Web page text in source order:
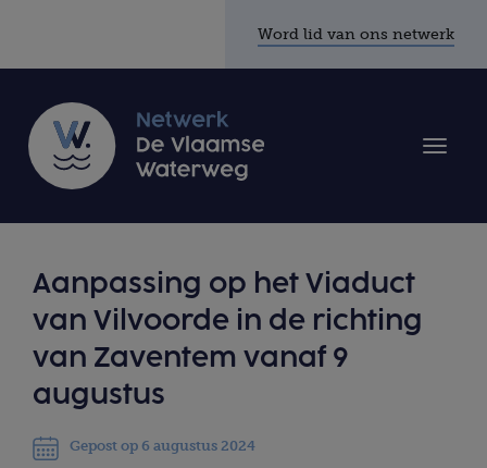
Word lid van ons netwerk
Toggle
Aanpassing op het Viaduct
van Vilvoorde in de richting
van Zaventem vanaf 9
augustus
Gepost op 6 augustus 2024